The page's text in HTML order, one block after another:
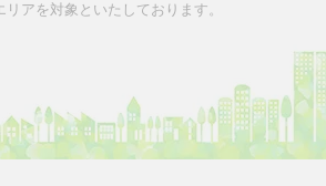
アを対象といたしております。